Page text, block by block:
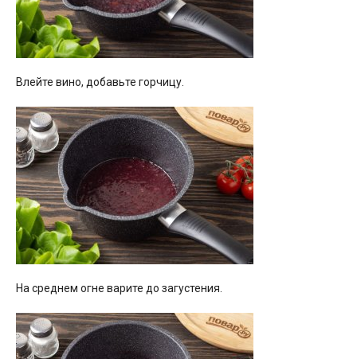
Влейте вино, добавьте горчицу.
На среднем огне варите до загустения.